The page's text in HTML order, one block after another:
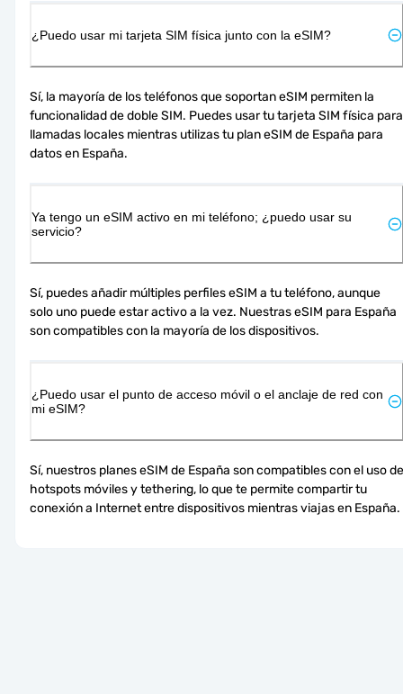
¿Puedo usar mi tarjeta SIM física junto con la eSIM?
Sí, la mayoría de los teléfonos que soportan eSIM permiten la
funcionalidad de doble SIM. Puedes usar tu tarjeta SIM física para
llamadas locales mientras utilizas tu plan eSIM de España para
datos en España.
Ya tengo un eSIM activo en mi teléfono; ¿puedo usar su
servicio?
Sí, puedes añadir múltiples perfiles eSIM a tu teléfono, aunque
solo uno puede estar activo a la vez. Nuestras eSIM para España
son compatibles con la mayoría de los dispositivos.
¿Puedo usar el punto de acceso móvil o el anclaje de red con
mi eSIM?
Sí, nuestros planes eSIM de España son compatibles con el uso de
hotspots móviles y tethering, lo que te permite compartir tu
conexión a Internet entre dispositivos mientras viajas en España.